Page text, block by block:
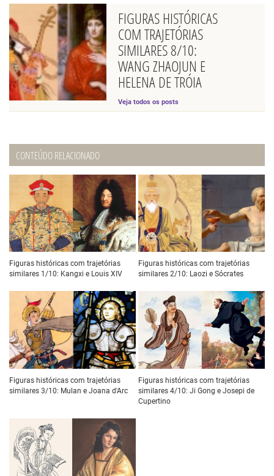
FIGURAS HISTÓRICAS
COM TRAJETÓRIAS
SIMILARES 8/10:
WANG ZHAOJUN E
HELENA DE TRÓIA
Veja todos os posts
CONTEÚDO RELACIONADO
Figuras históricas com trajetórias
similares 1/10: Kangxi e Louis XIV
Figuras históricas com trajetórias
similares 2/10: Laozi e Sócrates
Figuras históricas com trajetórias
similares 3/10: Mulan e Joana d'Arc
Figuras históricas com trajetórias
similares 4/10: Ji Gong e Josepi de
Cupertino